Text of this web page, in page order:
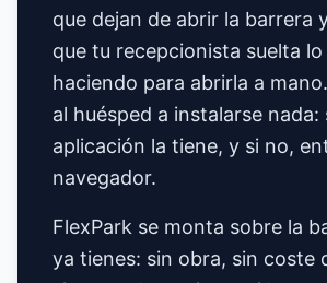
que dejan de abrir la barrera
que tu recepcionista suelta lo
haciendo para abrirla a
al huésped a instalarse nada:
aplicación la tiene, y si no,
navegador.
FlexPark se monta sobre la
ya tienes: sin obra, sin coste